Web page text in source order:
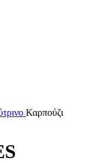
Καρπούζι